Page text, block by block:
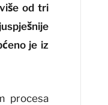
od tri
je iz
procesa